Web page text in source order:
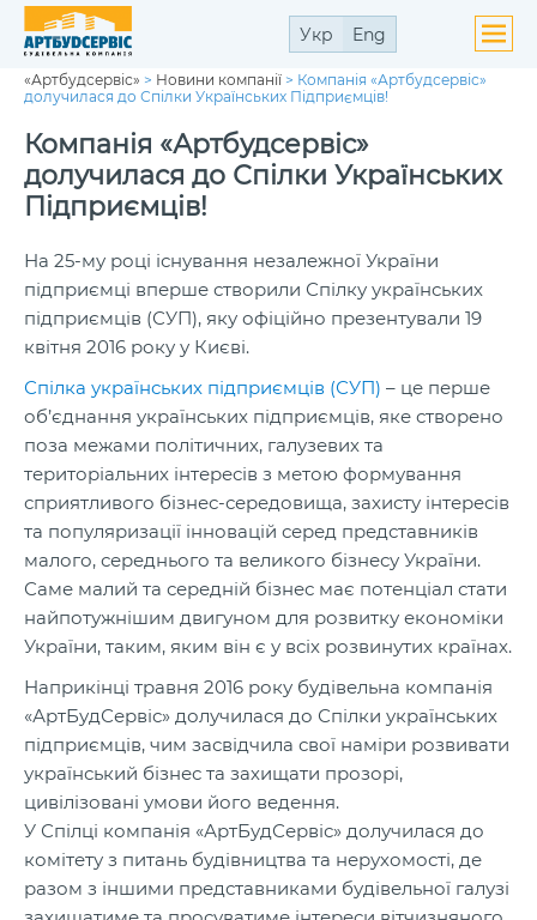
Укр Eng
«Артбудсервіс» > Новини компанії > Компанія «Артбудсервіс»
долучилася до Спілки Українських Підприємців!
Компанія «Артбудсервіс»
долучилася до Спілки Українських
Підприємців!
На 25-му році існування незалежної України
підприємці вперше створили Спілку українських
підприємців (СУП), яку офіційно презентували 19
квітня 2016 року у Києві.
Спілка українських підприємців (СУП) – це перше
об’єднання українських підприємців, яке створено
поза межами політичних, галузевих та
територіальних інтересів з метою формування
сприятливого бізнес-середовища, захисту інтересів
та популяризації інновацій серед представників
малого, середнього та великого бізнесу України.
Саме малий та середній бізнес має потенціал стати
найпотужнішим двигуном для розвитку економіки
України, таким, яким він є у всіх розвинутих країнах.
Наприкінці травня 2016 року будівельна компанія
«АртБудСервіс» долучилася до Спілки українських
підприємців, чим засвідчила свої наміри розвивати
український бізнес та захищати прозорі,
цивілізовані умови його ведення.
У Спілці компанія «АртБудСервіс» долучилася до
комітету з питань будівництва та нерухомості, де
разом з іншими представниками будівельної галузі